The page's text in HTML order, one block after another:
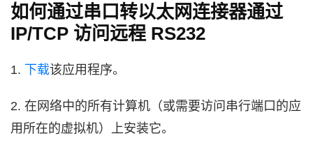
如何通过串口转以太网连接器通过
IP/TCP 访问远程 RS232
1. 下载该应用程序。
2. 在网络中的所有计算机（或需要访问串行端口的应
用所在的虚拟机）上安装它。